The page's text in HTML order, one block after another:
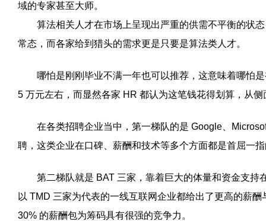
域的专家甚至大师。
算法相关人才在市场上呈现出严重的供需不平衡的状态
常态，而各家给到猎头的需求更是只要是算法类人才。
哪怕是刚刚毕业不满一年也可以推荐，这意味着哪怕是
5 万元左右，而显然各家 HR 都认为这笔钱花得划算，从
在各类招聘企业当中，第一梯队的是 Google、
聘，这类企业在口碑、薪酬和技术等多个方面都是首屈一
第二梯队就是 BAT 三家，靠着巨大的体量和资金支持
以 TMD 三家为代表的一线互联网企业都给出了更高的薪
30% 的薪酬包为筹码具有很强的竞争力。